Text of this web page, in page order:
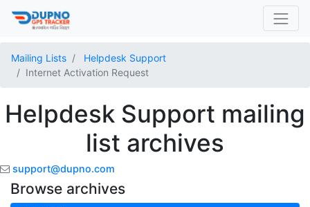
Mailing Lists
Helpdesk Support
Internet Activation Request
Helpdesk Support mailing
list archives
support@dupno.com
Browse archives